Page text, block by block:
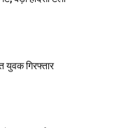
युवक गिरफ्तार